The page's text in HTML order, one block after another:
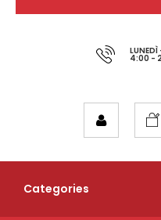
4:00 -
Categories